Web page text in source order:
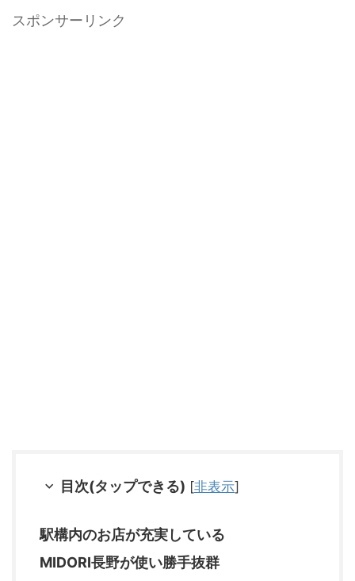
スポンサーリンク
目次(タップできる) [非表示]
駅構内のお店が充実している
MIDORI長野が使い勝手抜群